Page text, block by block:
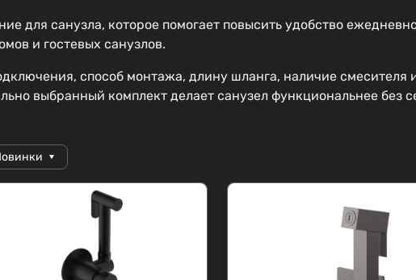
для санузла, которое помогает повысить удобство
и гостевых санузлов.
способ монтажа, длину шланга, наличие смесителя
выбранный комплект делает санузел функциональнее без